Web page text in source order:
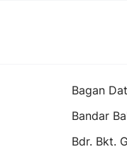
Bagan
Bandar
Bdr. Bkt.